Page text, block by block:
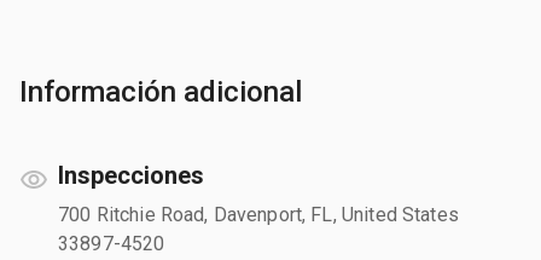
Información adicional
Inspecciones
700 Ritchie Road, Davenport, FL, United States
33897-4520